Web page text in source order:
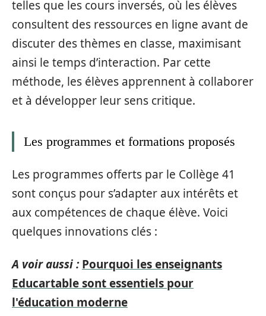
telles que les cours inversés, où les élèves
consultent des ressources en ligne avant de
discuter des thèmes en classe, maximisant
ainsi le temps d’interaction. Par cette
méthode, les élèves apprennent à collaborer
et à développer leur sens critique.
Les programmes et formations proposés
Les programmes offerts par le Collège 41
sont conçus pour s’adapter aux intérêts et
aux compétences de chaque élève. Voici
quelques innovations clés :
A voir aussi : Pourquoi les enseignants
Educartable sont essentiels pour
l'éducation moderne